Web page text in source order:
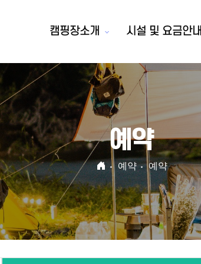
캠핑장소개 시설 및 요금안내
예약
예약 예약